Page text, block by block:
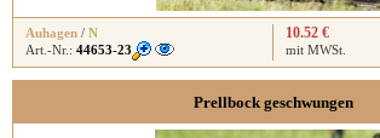
Auhagen / N
Art.-Nr.: 44653-23
10.52 €
mit MWSt.
Prellbock geschwungen